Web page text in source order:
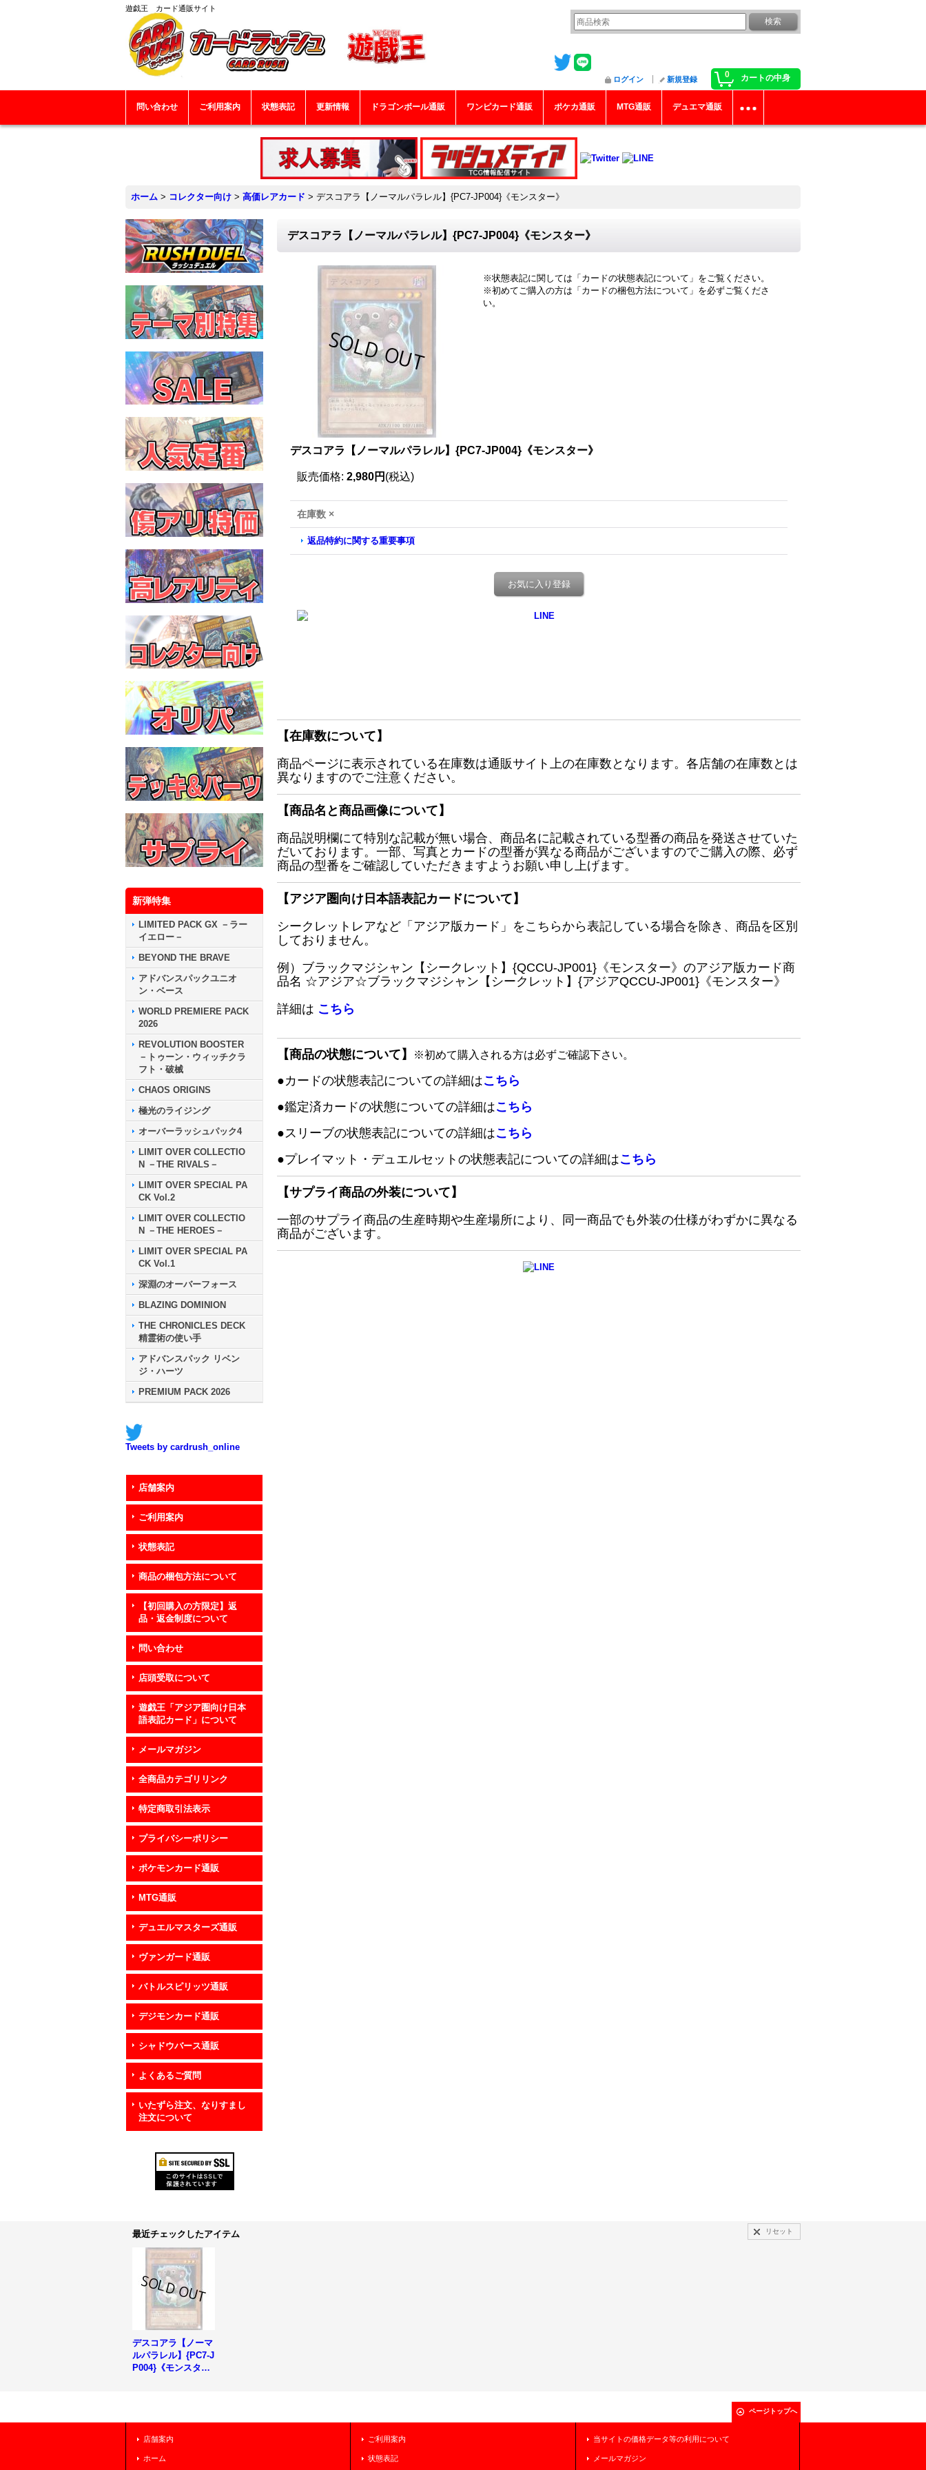
遊戯王 カード通販サイト
0 カートの中身
ログイン 新規登録
問い合わせ ご利用案内 状態表記 更新情報 ドラゴンボール通販 ワンピカード通販 ポケカ通販 MTG通販 デュエマ通販
ホーム > コレクター向け > 高価レアカード > デスコアラ【ノーマルパラレル】{PC7-JP004}《モンスター》
新弾特集
LIMITED PACK GX －ラー
イエロー－
BEYOND THE BRAVE
アドバンスパックユニオ
ン・ベース
WORLD PREMIERE PACK
2026
REVOLUTION BOOSTER
－トゥーン・ウィッチクラ
フト・破械
CHAOS ORIGINS
極光のライジング
オーバーラッシュパック4
LIMIT OVER COLLECTIO
N －THE RIVALS－
LIMIT OVER SPECIAL PA
CK Vol.2
LIMIT OVER COLLECTIO
N －THE HEROES－
LIMIT OVER SPECIAL PA
CK Vol.1
深淵のオーバーフォース
BLAZING DOMINION
THE CHRONICLES DECK
精霊術の使い手
アドバンスパック リベン
ジ・ハーツ
PREMIUM PACK 2026
Tweets by cardrush_online
店舗案内
ご利用案内
状態表記
商品の梱包方法について
【初回購入の方限定】返
品・返金制度について
問い合わせ
店頭受取について
遊戯王「アジア圏向け日本
語表記カード」について
メールマガジン
全商品カテゴリリンク
特定商取引法表示
プライバシーポリシー
ポケモンカード通販
MTG通販
デュエルマスターズ通販
ヴァンガード通販
バトルスピリッツ通販
デジモンカード通販
シャドウバース通販
よくあるご質問
いたずら注文、なりすまし
注文について
デスコアラ【ノーマルパラレル】{PC7-JP004}《モンスター》
※状態表記に関しては「 カードの状態表記について」をご覧ください。
※初めてご購入の方は「 カードの梱包方法について」を必ずご覧くださ
い。
デスコアラ【ノーマルパラレル】{PC7-JP004}《モンスター》
販売価格: 2,980円 (税込)
在庫数 ×
返品特約に関する重要事項
お気に入り登録
【在庫数について】
商品ページに表示されている在庫数は通販サイト上の在庫数となります。各店舗の在庫数とは
異なりますのでご注意ください。
【商品名と商品画像について】
商品説明欄にて特別な記載が無い場合、商品名に記載されている型番の商品を発送させていた
だいております。一部、写真とカードの型番が異なる商品がございますのでご購入の際、必ず
商品の型番をご確認していただきますようお願い申し上げます。
【アジア圏向け日本語表記カードについて】
シークレットレアなど「アジア版カード」をこちらから表記している場合を除き、商品を区別
しておりません。
例）ブラックマジシャン【シークレット】{QCCU-JP001}《モンスター》のアジア版カード商
品名 ☆アジア☆ブラックマジシャン【シークレット】{アジアQCCU-JP001}《モンスター》
詳細は こちら
【商品の状態について】 ※初めて購入される方は必ずご確認下さい。
●カードの状態表記についての詳細はこちら
●鑑定済カードの状態についての詳細はこちら
●スリーブの状態表記についての詳細はこちら
●プレイマット・デュエルセットの状態表記についての詳細はこちら
【サプライ商品の外装について】
一部のサプライ商品の生産時期や生産場所により、同一商品でも外装の仕様がわずかに異なる
商品がございます。
最近チェックしたアイテム リセット
デスコアラ【ノーマ
ルパラレル】{PC7-J
P004}《モンスタ
ページトップへ
店舗案内
ホーム
ご利用案内
状態表記
当サイトの価格データ等の利用について
メールマガジン